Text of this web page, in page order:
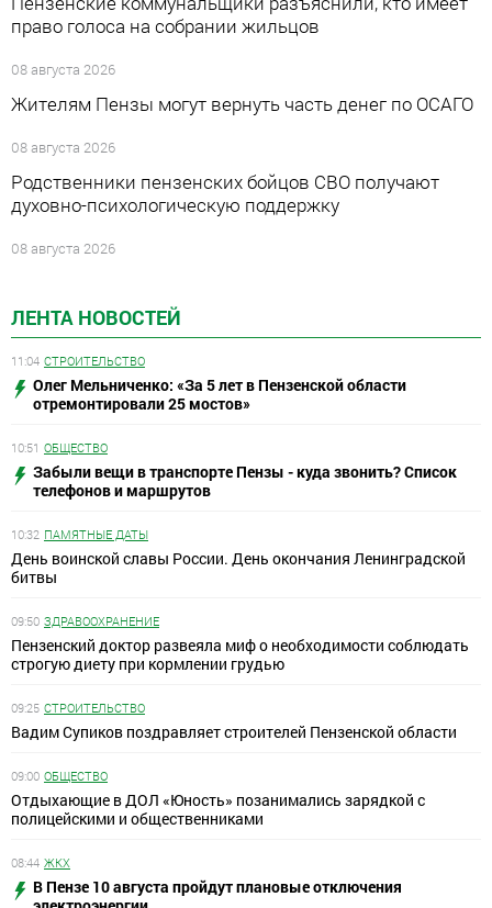
ЛЕНТА НОВОСТЕЙ
11:04 СТРОИТЕЛЬСТВО
Олег Мельниченко: «За 5 лет в Пензенской области
отремонтировали 25 мостов»
10:51 ОБЩЕСТВО
Забыли вещи в транспорте Пензы - куда звонить? Список
телефонов и маршрутов
10:32 ПАМЯТНЫЕ ДАТЫ
День воинской славы России. День окончания Ленинградской
битвы
09:50 ЗДРАВООХРАНЕНИЕ
Пензенский доктор развеяла миф о необходимости соблюдать
строгую диету при кормлении грудью
09:25 СТРОИТЕЛЬСТВО
Вадим Супиков поздравляет строителей Пензенской области
09:00 ОБЩЕСТВО
Отдыхающие в ДОЛ «Юность» позанимались зарядкой с
полицейскими и общественниками
08:44 ЖКХ
В Пензе 10 августа пройдут плановые отключения
право голоса на собрании жильцов
08 августа 2026
Жителям Пензы могут вернуть часть денег по ОСАГО
08 августа 2026
Родственники пензенских бойцов СВО получают
духовно-психологическую поддержку
08 августа 2026